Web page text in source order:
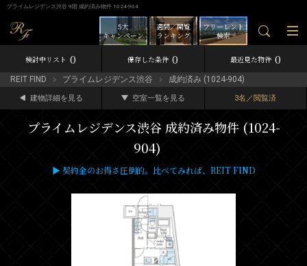
プライムレジデンス渋谷 9階 成約済み物件 1024-904
フリーレント
検索
週間／閲覧
ランキング
5大
キャンペーン
検討中リスト 0 保存した条件 0 最近見た物件 0
REIT FIND プライムレジデンス渋谷 成約済み (1024-904)
建物詳細を見る 空室一覧を見る 3名／閲覧済
プライムレジデンス渋谷 成約済み物件 (1024-
904)
▶ 契約金のお得さ圧倒的。比べてみれば、REIT FIND